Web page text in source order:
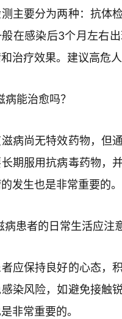
主要分为两种：抗体
在感染后3个月左右
治疗效果。建议高危
病能治愈吗？
滋病尚无特效药物，但
期服用抗病毒药物，
发生也是非常重要的。
病患者的日常生活应注
应保持良好的心态，
染风险，如避免接触
非常重要的。